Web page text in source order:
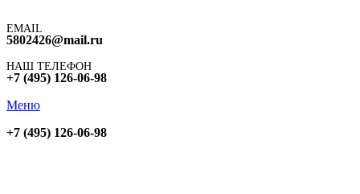
EMAIL
5802426@mail.ru
НАШ ТЕЛЕФОН
+7 (495) 126-06-98
Меню
+7 (495) 126-06-98